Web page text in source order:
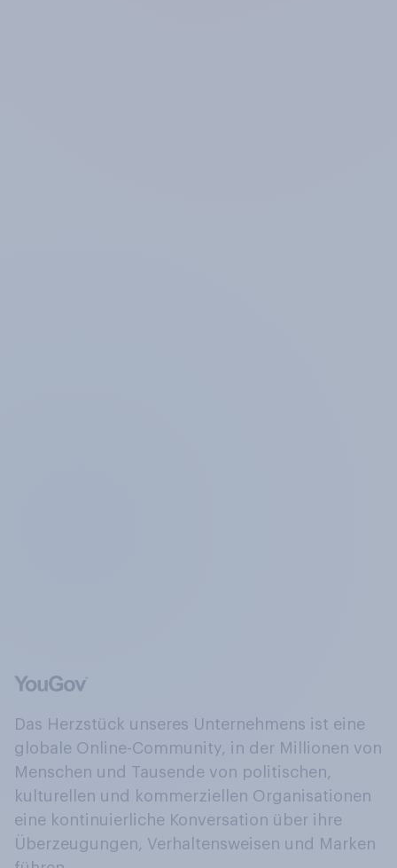
Das Herzstück unseres Unternehmens ist eine
globale Online-Community, in der Millionen von
Menschen und Tausende von politischen,
kulturellen und kommerziellen Organisationen
eine kontinuierliche Konversation über ihre
Überzeugungen, Verhaltensweisen und Marken